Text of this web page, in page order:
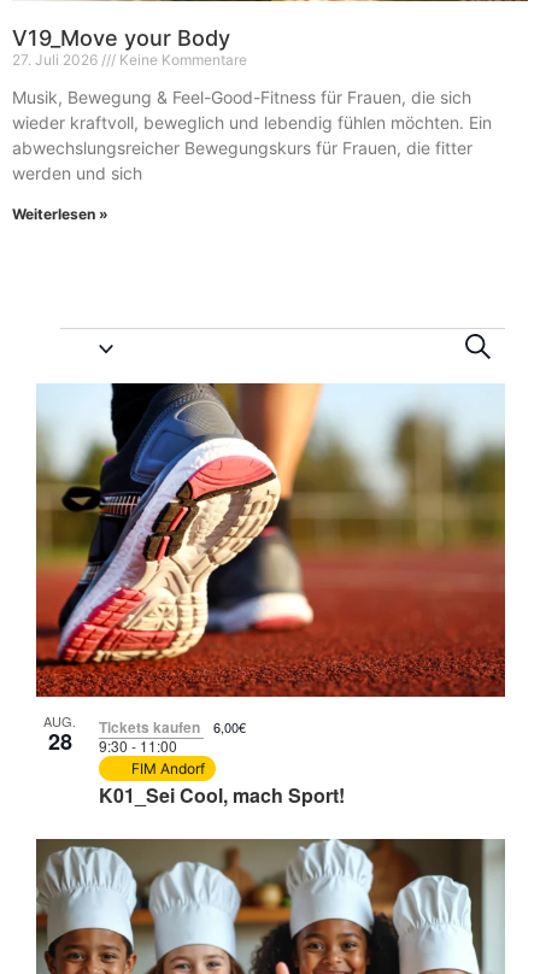
V19_Move your Body
27. Juli 2026 Keine Kommentare
Musik, Bewegung & Feel-Good-Fitness für Frauen, die sich
wieder kraftvoll, beweglich und lebendig fühlen möchten. Ein
abwechslungsreicher Bewegungskurs für Frauen, die fitter
werden und sich
Weiterlesen »
und
Suche
List
of
Veranstaltungen
in
Photo
View
AUG.
28
K01_Sei Cool, mach Sport!
9:30-11:00
FIM Andorf
Tickets kaufen 6,00€